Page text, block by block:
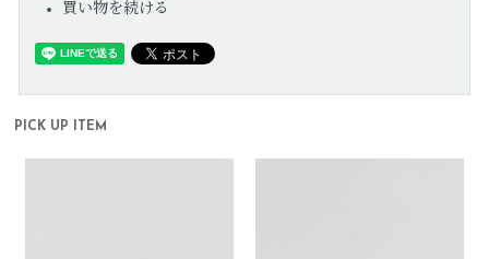
買い物を続ける
PICK UP ITEM